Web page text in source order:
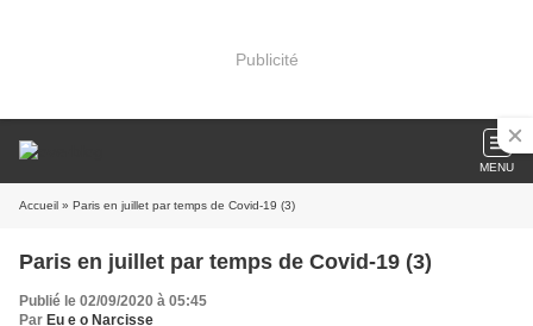
Publicité
MENU
Accueil » Paris en juillet par temps de Covid-19 (3)
Paris en juillet par temps de Covid-19 (3)
Publié le 02/09/2020 à 05:45
Par Eu e o Narcisse